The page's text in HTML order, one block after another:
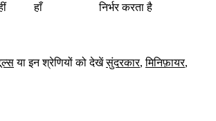
हाँ निर्भर करता है
या इन श्रेणियों को देखें सुंदरकार,मिनिफ़ायर,